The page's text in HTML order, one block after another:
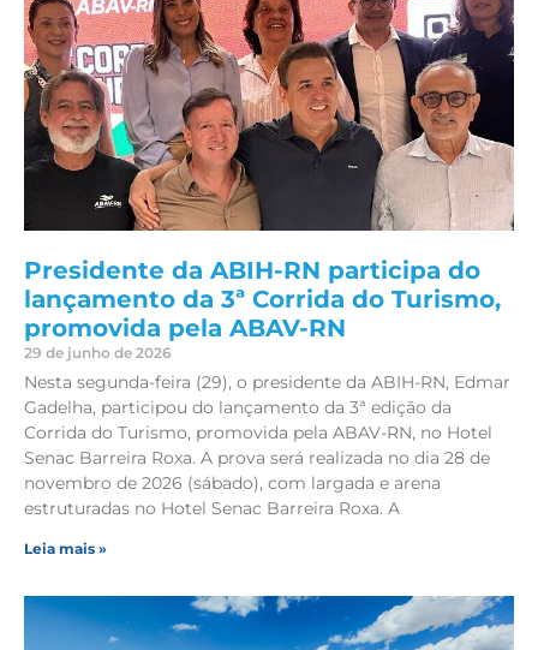
Presidente da ABIH-RN participa do
lançamento da 3ª Corrida do Turismo,
promovida pela ABAV-RN
29 de junho de 2026
Nesta segunda-feira (29), o presidente da ABIH-RN, Edmar
Gadelha, participou do lançamento da 3ª edição da
Corrida do Turismo, promovida pela ABAV-RN, no Hotel
Senac Barreira Roxa. A prova será realizada no dia 28 de
novembro de 2026 (sábado), com largada e arena
estruturadas no Hotel Senac Barreira Roxa. A
Leia mais »